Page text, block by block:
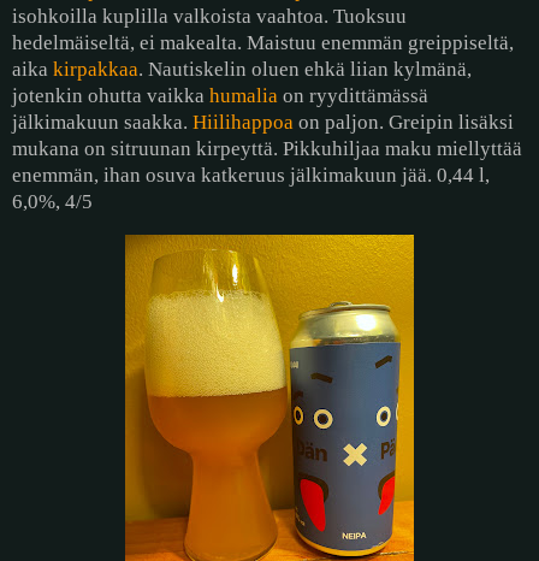
isohkoilla kuplilla valkoista vaahtoa. Tuoksuu
hedelmäiseltä, ei makealta. Maistuu enemmän greippiseltä,
aika kirpakkaa. Nautiskelin oluen ehkä liian kylmänä,
jotenkin ohutta vaikka humalia on ryydittämässä
jälkimakuun saakka. Hiilihappoa on paljon. Greipin lisäksi
mukana on sitruunan kirpeyttä. Pikkuhiljaa maku miellyttää
enemmän, ihan osuva katkeruus jälkimakuun jää. 0,44 l,
6,0%, 4/5